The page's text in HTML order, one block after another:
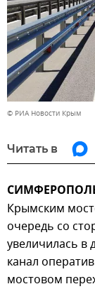
© РИА Новости Крым
Читать в
Крымским
очередь со
увеличилась в
канал
мостовом